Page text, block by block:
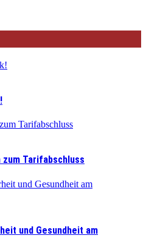
Tarifabschluss
und Gesundheit am